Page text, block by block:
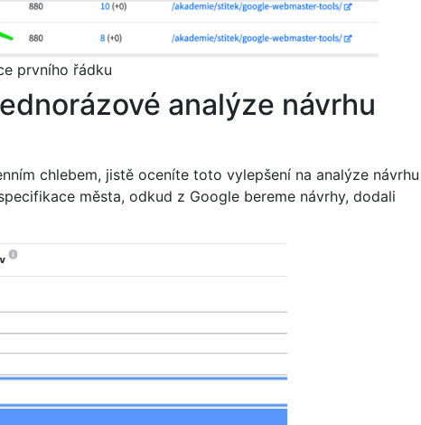
prvního řádku
analýze návrhu
chlebem, jistě oceníte toto vylepšení na analýze návrhu
města, odkud z Google bereme návrhy, dodali